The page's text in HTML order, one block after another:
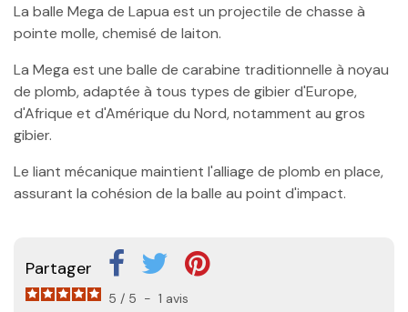
La balle Mega de Lapua est un projectile de chasse à
pointe molle, chemisé de laiton.
La Mega est une balle de carabine traditionnelle à noyau
de plomb, adaptée à tous types de gibier d'Europe,
d'Afrique et d'Amérique du Nord, notamment au gros
gibier.
Le liant mécanique maintient l'alliage de plomb en place,
assurant la cohésion de la balle au point d'impact.
Partager
5 / 5 - 1 avis